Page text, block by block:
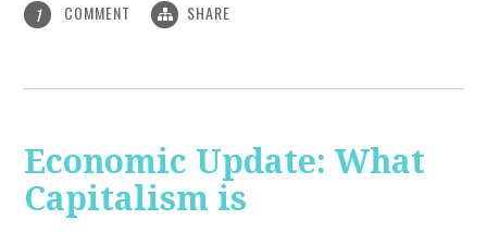
1 COMMENT SHARE
Economic Update: What
Capitalism is